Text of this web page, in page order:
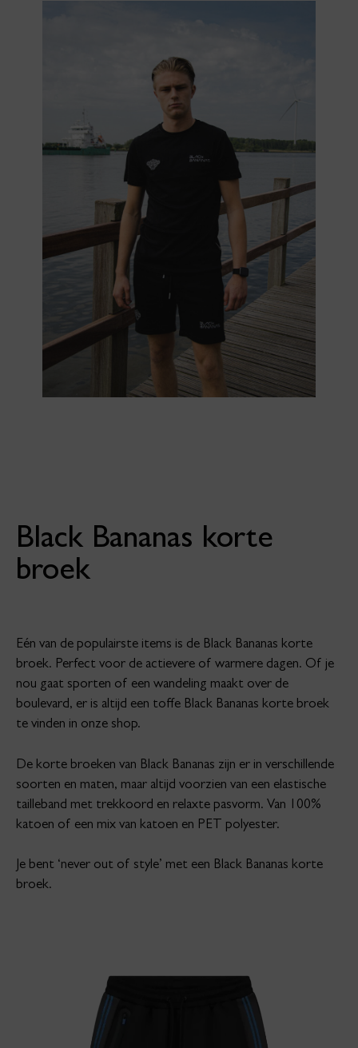
Black Bananas korte
broek
Eén van de populairste items is de Black Bananas korte
broek. Perfect voor de actievere of warmere dagen. Of je
nou gaat sporten of een wandeling maakt over de
boulevard, er is altijd een toffe Black Bananas korte broek
te vinden in onze shop.
De korte broeken van Black Bananas zijn er in verschillende
soorten en maten, maar altijd voorzien van een elastische
tailleband met trekkoord en relaxte pasvorm. Van 100%
katoen of een mix van katoen en PET polyester.
Je bent ‘never out of style’ met een Black Bananas korte
broek.